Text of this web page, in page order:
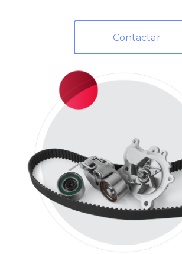
Contactar